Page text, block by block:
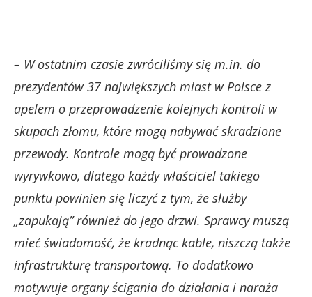
– W ostatnim czasie zwróciliśmy się m.in. do
prezydentów 37 największych miast w Polsce z
apelem o przeprowadzenie kolejnych kontroli w
skupach złomu, które mogą nabywać skradzione
przewody. Kontrole mogą być prowadzone
wyrywkowo, dlatego każdy właściciel takiego
punktu powinien się liczyć z tym, że służby
„zapukają” również do jego drzwi. Sprawcy muszą
mieć świadomość, że kradnąc kable, niszczą także
infrastrukturę transportową. To dodatkowo
motywuje organy ścigania do działania i naraża